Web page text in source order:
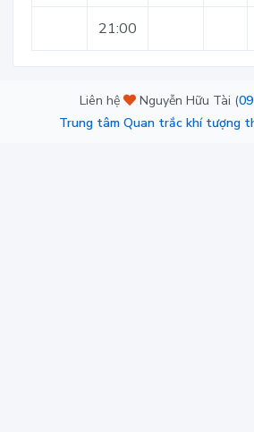
21:00
Liên hệ Nguyễn Hữu Tài (
Trung tâm Quan trắc khí tượng